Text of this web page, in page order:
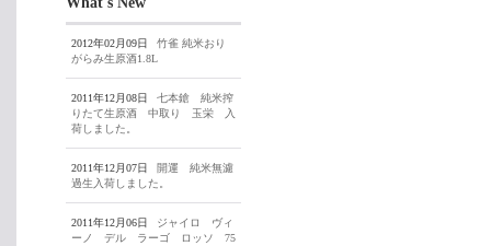
2012年02月09日
竹雀 純米おり
がらみ生原酒1.8L
2011年12月08日
七本鎗 純米搾
りたて生原酒 中取り 玉栄 入
荷しました。
2011年12月07日
開運 純米無濾
過生入荷しました。
2011年12月06日
ジャイロ ヴィ
ーノ デル ラーゴ ロッソ 75